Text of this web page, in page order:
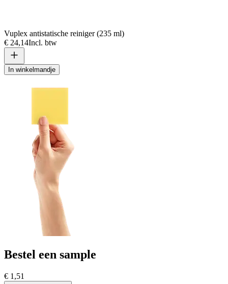
Vuplex antistatische reiniger (235 ml)
€ 24,14Incl. btw
In winkelmandje
Bestel een sample
€ 1,51